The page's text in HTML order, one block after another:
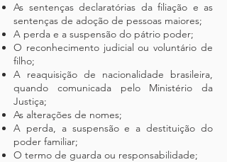
As sentenças declaratórias da filiação e as
sentenças de adoção de pessoas maiores;
A perda e a suspensão do pátrio poder;
O reconhecimento judicial ou voluntário de
filho;
A reaquisição de nacionalidade brasileira,
quando comunicada pelo Ministério da
Justiça;
As alterações de nomes;
A perda, a suspensão e a destituição do
poder familiar;
O termo de guarda ou responsabilidade;